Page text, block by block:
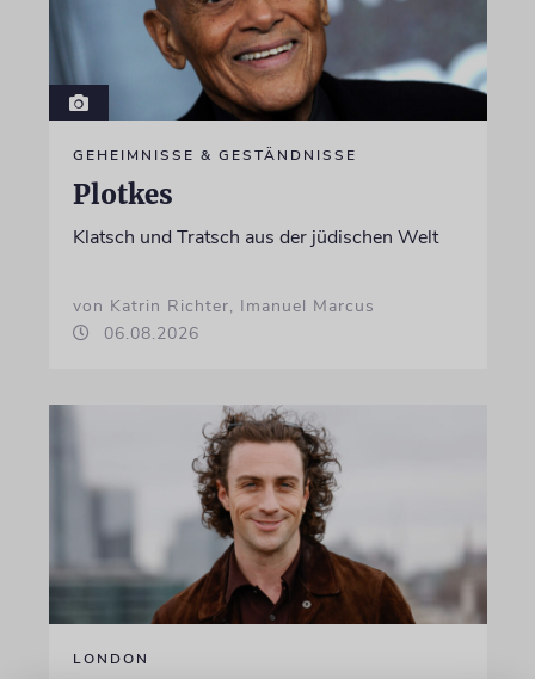
GEHEIMNISSE & GESTÄNDNISSE
Plotkes
Klatsch und Tratsch aus der jüdischen Welt
von Katrin Richter, Imanuel Marcus
06.08.2026
LONDON